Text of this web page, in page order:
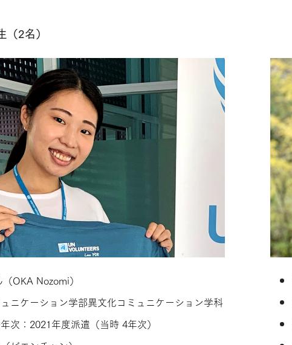
（2名）
OKA Nozomi）
ニケーション学部異文化コミュニケーション学科
次：2021年度派遣（当時 4年次）